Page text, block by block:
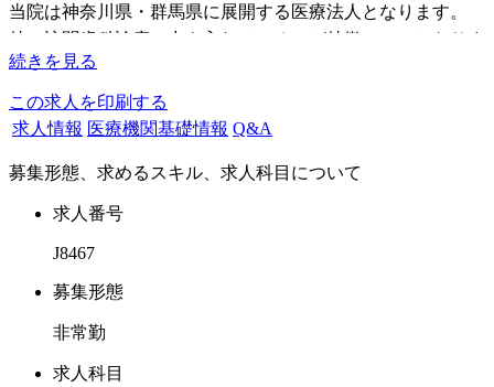
当院は神奈川県・群馬県に展開する医療法人となります。
特に訪問歯科診療に力を入れているのが特徴の一つとなりま
す。
近況は外来の充実を図り力を入れておりますので、求めるド
問については月曜日から土曜日まで、ご対応いただけるドク
ターで曜日・日数は相談可能です。
ございます。
訪問2日で勤務が可能です。外来は木曜以外ドクター2名での
診療になり、
続きを見る
この求人を印刷する
求人情報 医療機関基礎情報 Q&A
募集形態、求めるスキル、求人科目について
求人番号
J8467
募集形態
非常勤
求人科目